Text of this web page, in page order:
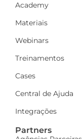
Academy
Materiais
Webinars
Treinamentos
Cases
Central de Ajuda
Integrações
Partners